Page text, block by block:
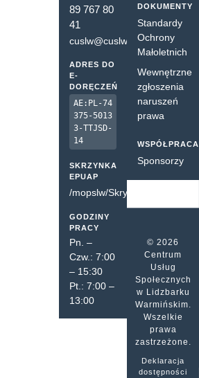
89 767 80
41
cuslw@cuslw.pl
ADRES DO
E-
DORĘCZEŃ
AE:PL-74
375-5013
3-TTJSD-
14
SKRZYNKA
EPUAP
/mopslw/SkrytkaESP
GODZINY
PRACY
Pn. –
Czw.: 7:00
– 15:30
Pt.: 7:00 –
13:00
DOKUMENTY
Standardy
Ochrony
Małoletnich
Wewnętrzne
zgłoszenia
naruszeń
prawa
WSPÓŁPRACA
Sponsorzy
© 2026
Centrum
Usług
Społecznych
w Lidzbarku
Warmińskim.
Wszelkie
prawa
zastrzeżone.
Deklaracja
dostępności